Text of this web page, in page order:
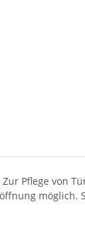
Pflege von
möglich.